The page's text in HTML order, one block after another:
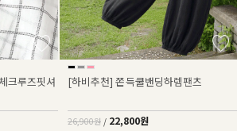
크루즈핏셔
[하비추천] 쫀득쿨밴딩하렘팬츠
26,900원 / 22,800원